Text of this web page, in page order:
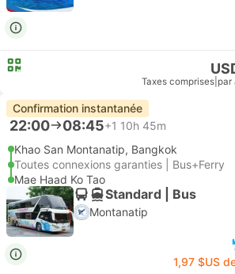
Taxes comprises par
Confirmation instantanée
22:00 08:45+1 10h 45m
Khao San Montanatip, Bangkok
Toutes connexions garanties | Bus+Ferry
Mae Haad Ko Tao
Standard | Bus
Montanatip
1,97 $US